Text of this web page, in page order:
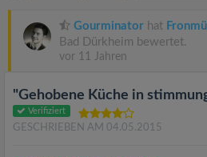
Gourminator hat
Bad Dürkheim bewertet.
vor 11 Jahren
"Gehobene Küche in
Verifiziert
GESCHRIEBEN AM 04.05.2015